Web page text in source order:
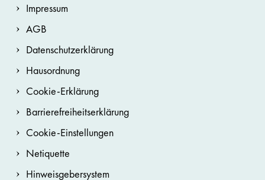
Impressum
AGB
Datenschutzerklärung
Hausordnung
Cookie-Erklärung
Barrierefreiheitserklärung
Cookie-Einstellungen
Netiquette
Hinweisgebersystem